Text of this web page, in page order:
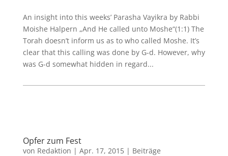
An insight into this weeks’ Parasha Vayikra by Rabbi
Moishe Halpern „And He called unto Moshe“(1:1) The
Torah doesn’t inform us as to who called Moshe. It’s
clear that this calling was done by G-d. However, why
was G-d somewhat hidden in regard...
Opfer zum Fest
von Redaktion | Apr. 17, 2015| Beiträge